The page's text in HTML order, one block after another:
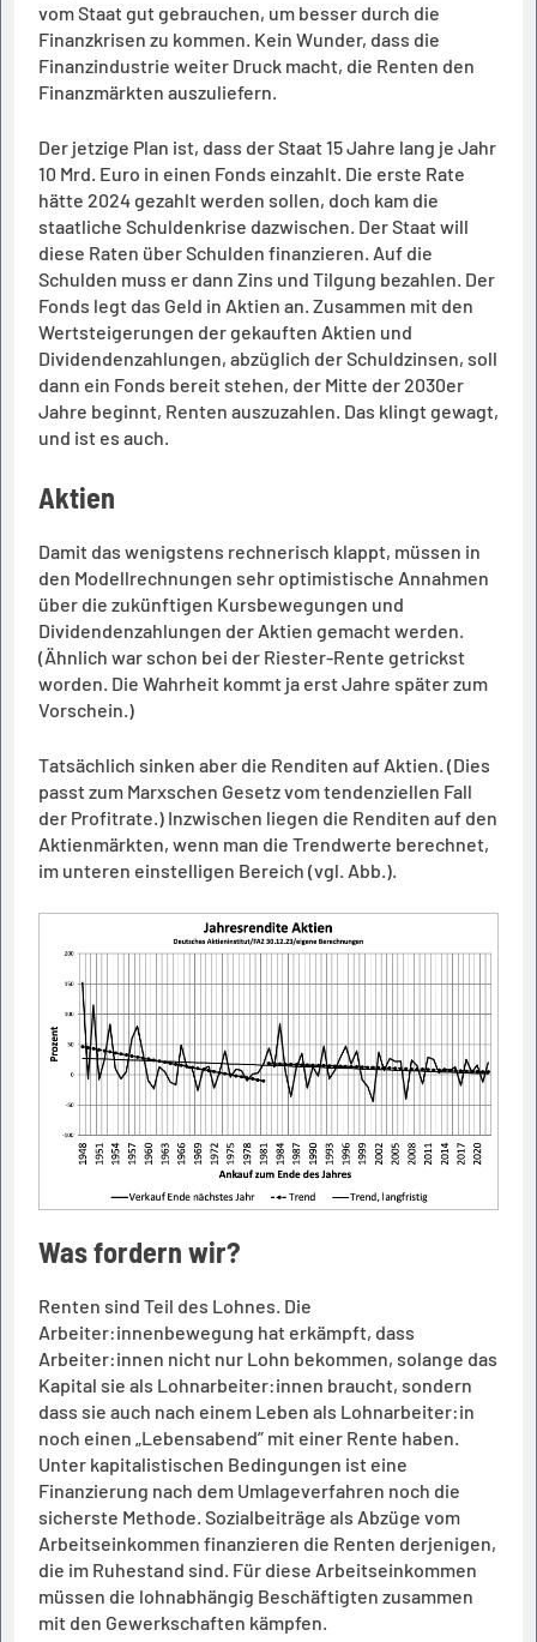
vom Staat gut gebrauchen, um besser durch die
Finanzkrisen zu kommen. Kein Wunder, dass die
Finanzindustrie weiter Druck macht, die Renten den
Finanzmärkten auszuliefern.
Der jetzige Plan ist, dass der Staat 15 Jahre lang je Jahr
10 Mrd. Euro in einen Fonds einzahlt. Die erste Rate
hätte 2024 gezahlt werden sollen, doch kam die
staatliche Schuldenkrise dazwischen. Der Staat will
diese Raten über Schulden finanzieren. Auf die
Schulden muss er dann Zins und Tilgung bezahlen. Der
Fonds legt das Geld in Aktien an. Zusammen mit den
Wertsteigerungen der gekauften Aktien und
Dividendenzahlungen, abzüglich der Schuldzinsen, soll
dann ein Fonds bereit stehen, der Mitte der 2030er
Jahre beginnt, Renten auszuzahlen. Das klingt gewagt,
und ist es auch.
Aktien
Damit das wenigstens rechnerisch klappt, müssen in
den Modellrechnungen sehr optimistische Annahmen
über die zukünftigen Kursbewegungen und
Dividendenzahlungen der Aktien gemacht werden.
(Ähnlich war schon bei der Riester-Rente getrickst
worden. Die Wahrheit kommt ja erst Jahre später zum
Vorschein.)
Tatsächlich sinken aber die Renditen auf Aktien. (Dies
passt zum Marxschen Gesetz vom tendenziellen Fall
der Profitrate.) Inzwischen liegen die Renditen auf den
Aktienmärkten, wenn man die Trendwerte berechnet,
im unteren einstelligen Bereich (vgl. Abb.).
Was fordern wir?
Renten sind Teil des Lohnes. Die
Arbeiter:innenbewegung hat erkämpft, dass
Arbeiter:innen nicht nur Lohn bekommen, solange das
Kapital sie als Lohnarbeiter:innen braucht, sondern
dass sie auch nach einem Leben als Lohnarbeiter:in
noch einen „Lebensabend” mit einer Rente haben.
Unter kapitalistischen Bedingungen ist eine
Finanzierung nach dem Umlageverfahren noch die
sicherste Methode. Sozialbeiträge als Abzüge vom
Arbeitseinkommen finanzieren die Renten derjenigen,
die im Ruhestand sind. Für diese Arbeitseinkommen
müssen die lohnabhängig Beschäftigten zusammen
mit den Gewerkschaften kämpfen.